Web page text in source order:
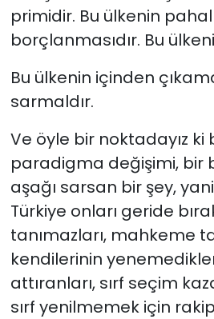
primidir. Bu ülkenin
borçlanmasıdır. Bu
Bu ülkenin içinden
sarmaldır.
Ve öyle bir noktadayız ki
paradigma değişimi, bir
aşağı sarsan bir şey,
Türkiye onları geride
tanımazları, mahkeme
kendilerinin
attıranları, sırf seçim
sırf yenilmemek için